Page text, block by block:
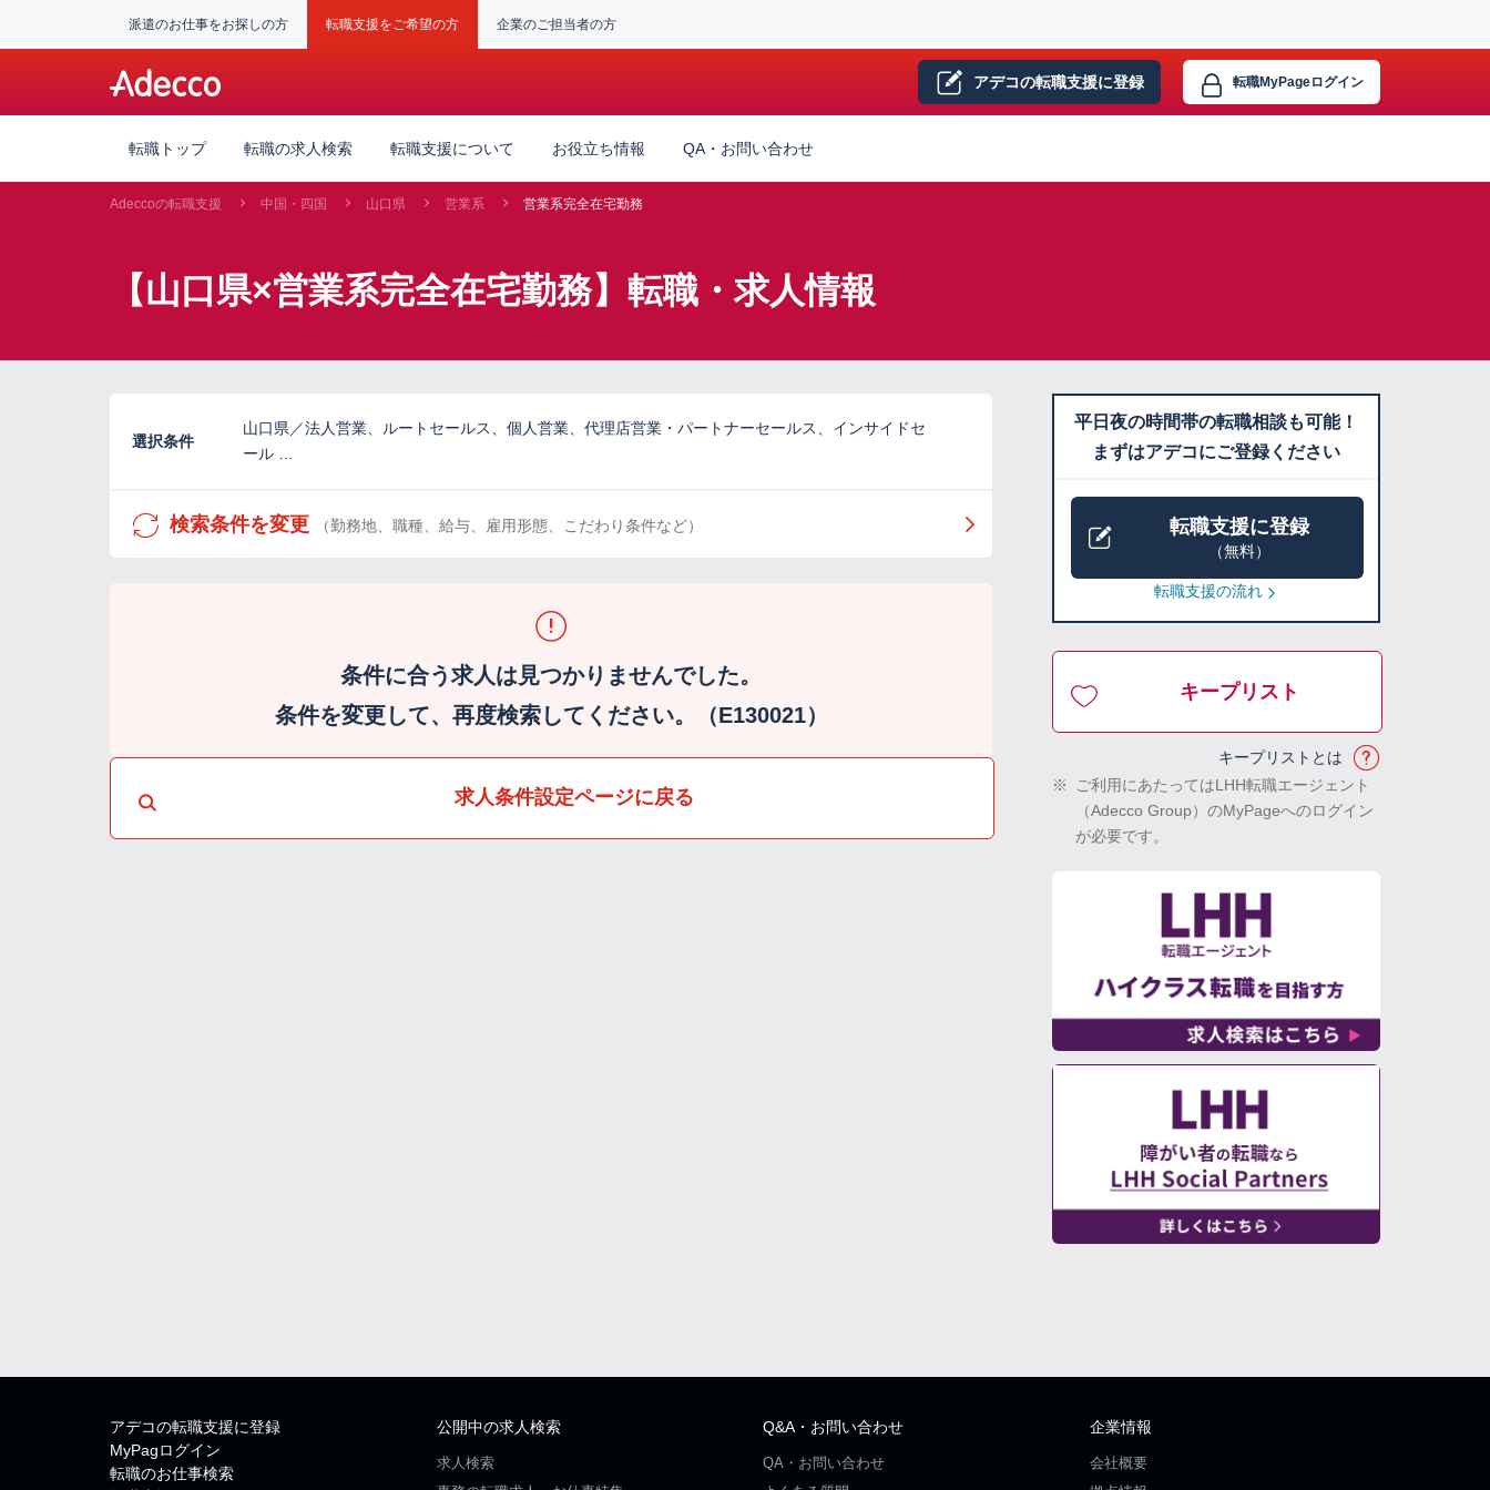
派遣のお仕事をお探しの方 転職支援をご希望の方 企業のご担当者の方
アデコの転職支援に登録 転職MyPageログイン
転職トップ 転職の求人検索 転職支援について お役立ち情報 QA・お問い合わせ
Adeccoの転職支援 中国・四国 山口県 営業系 営業系完全在宅勤務
【山口県×営業系完全在宅勤務】転職・求人情報
選択条件
山口県／法人営業、ルートセールス、個人営業、代理店営業・パートナーセールス、インサイドセ
ール …
検索条件を変更 （勤務地、職種、給与、雇用形態、こだわり条件など）
条件に合う求人は見つかりませんでした。
条件を変更して、再度検索してください。（E130021）
求人条件設定ページに戻る
平日夜の時間帯の転職相談も可能！
まずはアデコにご登録ください
転職支援に登録
（無料）
転職支援の流れ
キープリスト
キープリストとは
※
ご利用にあたってはLHH転職エージェント
（Adecco Group）のMyPageへのログイン
が必要です。
アデコの転職支援に登録
MyPagログイン
転職のお仕事検索
公開中の求人検索
求人検索
Q&A・お問い合わせ
QA・お問い合わせ
企業情報
会社概要